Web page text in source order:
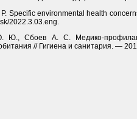
Specific environmental health
2022.3.03.eng.
Сбоев А. С. Медико-
// Гигиена и санитария.